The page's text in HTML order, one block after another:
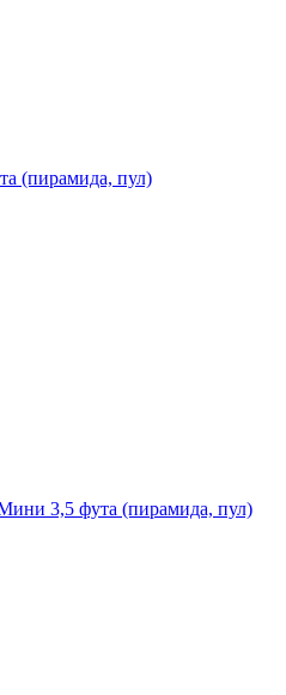
(пирамида, пул)
3,5 фута (пирамида, пул)